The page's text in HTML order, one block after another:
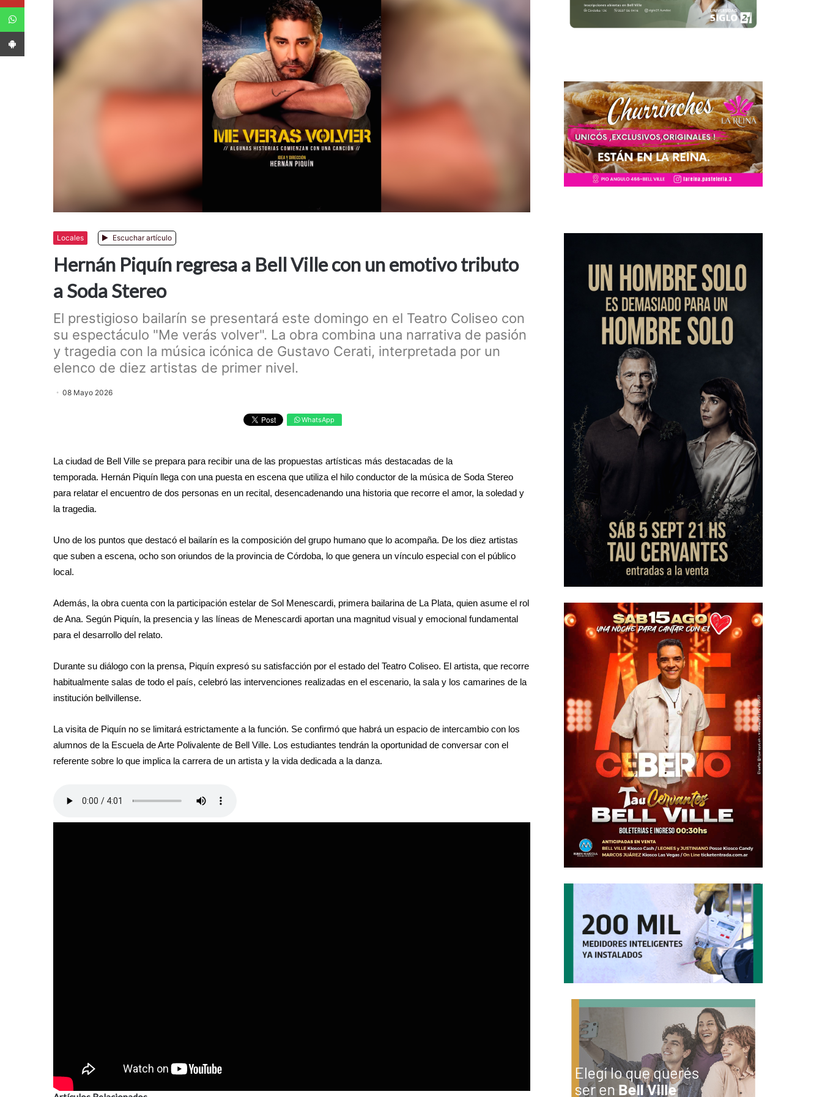
Locales Escuchar artículo
Hernán Piquín regresa a Bell Ville con un emotivo tributo
a Soda Stereo
El prestigioso bailarín se presentará este domingo en el Teatro Coliseo con
su espectáculo "Me verás volver". La obra combina una narrativa de pasión
y tragedia con la música icónica de Gustavo Cerati, interpretada por un
elenco de diez artistas de primer nivel.
08 Mayo 2026
WhatsApp
La ciudad de Bell Ville se prepara para recibir una de las propuestas artísticas más destacadas de la
temporada. Hernán Piquín llega con una puesta en escena que utiliza el hilo conductor de la música de Soda Stereo
para relatar el encuentro de dos personas en un recital, desencadenando una historia que recorre el amor, la soledad y
la tragedia.
Uno de los puntos que destacó el bailarín es la composición del grupo humano que lo acompaña. De los diez artistas
que suben a escena, ocho son oriundos de la provincia de Córdoba, lo que genera un vínculo especial con el público
local.
Además, la obra cuenta con la participación estelar de Sol Menescardi, primera bailarina de La Plata, quien asume el rol
de Ana. Según Piquín, la presencia y las líneas de Menescardi aportan una magnitud visual y emocional fundamental
para el desarrollo del relato.
Durante su diálogo con la prensa, Piquín expresó su satisfacción por el estado del Teatro Coliseo. El artista, que recorre
habitualmente salas de todo el país, celebró las intervenciones realizadas en el escenario, la sala y los camarines de la
institución bellvillense.
La visita de Piquín no se limitará estrictamente a la función. Se confirmó que habrá un espacio de intercambio con los
alumnos de la Escuela de Arte Polivalente de Bell Ville. Los estudiantes tendrán la oportunidad de conversar con el
referente sobre lo que implica la carrera de un artista y la vida dedicada a la danza.